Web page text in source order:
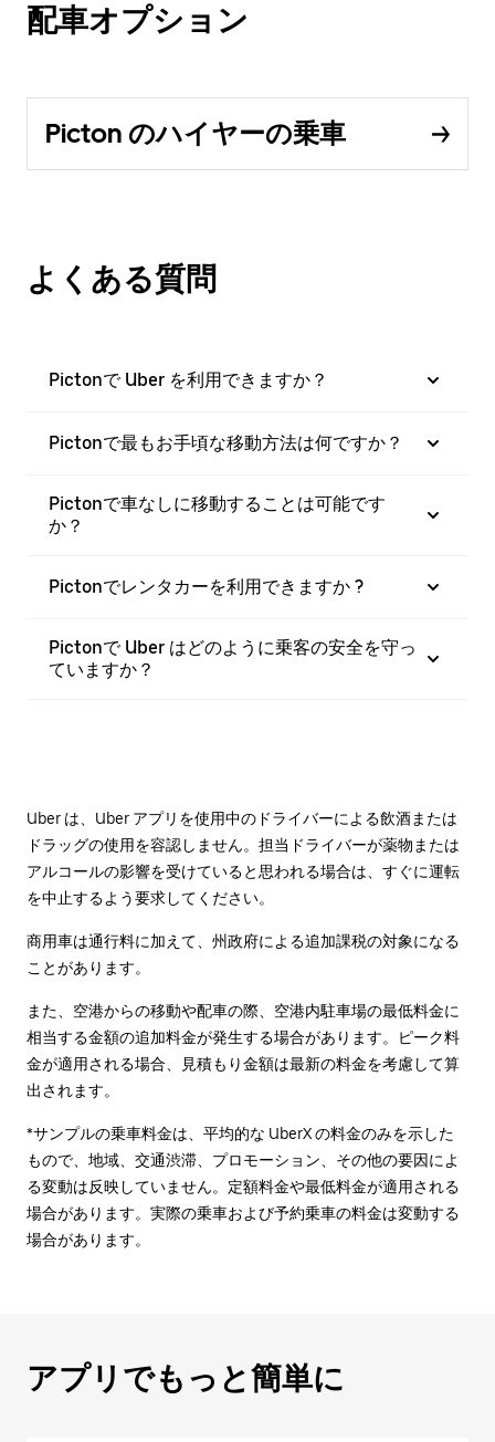
配車オプション
Picton のハイヤーの乗車
よくある質問
Pictonで Uber を利用できますか？
Pictonで最もお手頃な移動方法は何ですか？
Pictonで車なしに移動することは可能です
か？
Pictonでレンタカーを利用できますか ?
Pictonで Uber はどのように乗客の安全を守っ
ていますか？
Uber は、Uber アプリを使用中のドライバーによる飲酒または
ドラッグの使用を容認しません。担当ドライバーが薬物または
アルコールの影響を受けていると思われる場合は、すぐに運転
を中止するよう要求してください。
商用車は通行料に加えて、州政府による追加課税の対象になる
ことがあります。
また、空港からの移動や配車の際、空港内駐車場の最低料金に
相当する金額の追加料金が発生する場合があります。ピーク料
金が適用される場合、見積もり金額は最新の料金を考慮して算
出されます。
*サンプルの乗車料金は、平均的な UberX の料金のみを示した
もので、地域、交通渋滞、プロモーション、その他の要因によ
る変動は反映していません。定額料金や最低料金が適用される
場合があります。実際の乗車および予約乗車の料金は変動する
場合があります。
アプリでもっと簡単に